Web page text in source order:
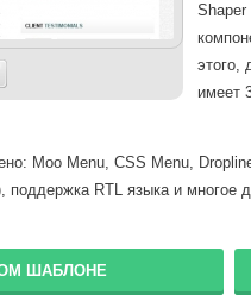
этого,
имеет
Moo Menu, CSS Menu,
RTL языка и многое
ШАБЛОНЕ